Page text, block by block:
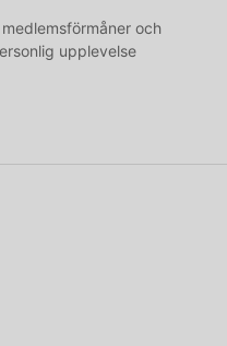
och
upplevelse